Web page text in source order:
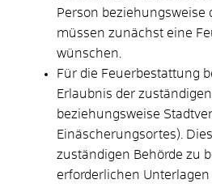
Person beziehungsweise
müssen zunächst eine
wünschen.
Für die Feuerbestattung
Erlaubnis der
beziehungsweise
Einäscherungsortes).
zuständigen Behörde zu
erforderlichen